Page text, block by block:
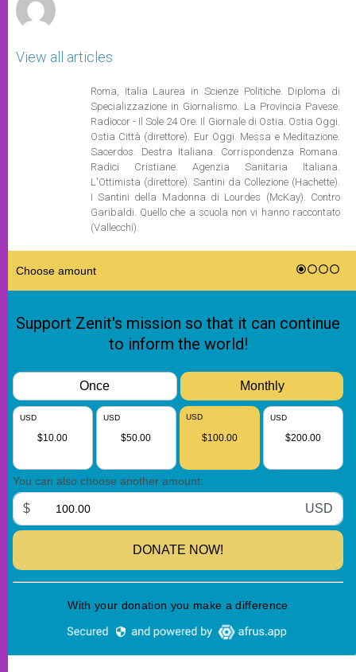
View all articles
Roma, Italia Laurea in Scienze Politiche. Diploma di
Specializzazione in Giornalismo. La Provincia Pavese.
Radiocor - Il Sole 24 Ore. Il Giornale di Ostia. Ostia Oggi.
Ostia Città (direttore). Eur Oggi. Messa e Meditazione.
Sacerdos. Destra Italiana. Corrispondenza Romana.
Radici Cristiane. Agenzia Sanitaria Italiana.
L'Ottimista (direttore). Santini da Collezione (Hachette).
I Santini della Madonna di Lourdes (McKay). Contro
Garibaldi. Quello che a scuola non vi hanno raccontato
(Vallecchi).